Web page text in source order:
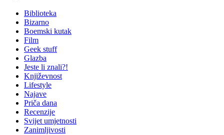
Biblioteka
Bizarno
Boemski kutak
Film
Geek stuff
Glazba
Jeste li znali?!
Književnost
Lifestyle
Najave
Priča dana
Recenzije
Svijet umjetnosti
Zanimljivosti